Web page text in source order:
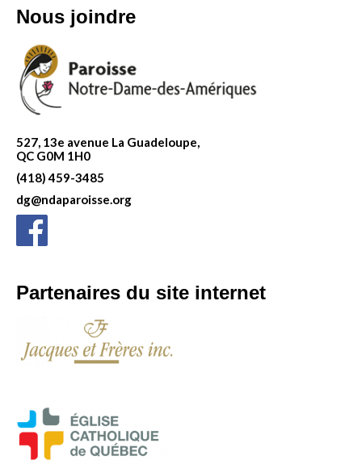
Nous joindre
527, 13e avenue La Guadeloupe,
QC G0M 1H0
(418) 459-3485
dg@ndaparoisse.org
Partenaires du site internet